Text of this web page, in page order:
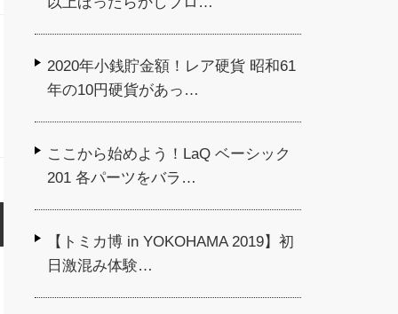
2020年小銭貯金額！レア硬貨 昭和61
年の10円硬貨があっ…
ここから始めよう！LaQ ベーシック
201 各パーツをバラ…
【トミカ博 in YOKOHAMA 2019】初
日激混み体験…